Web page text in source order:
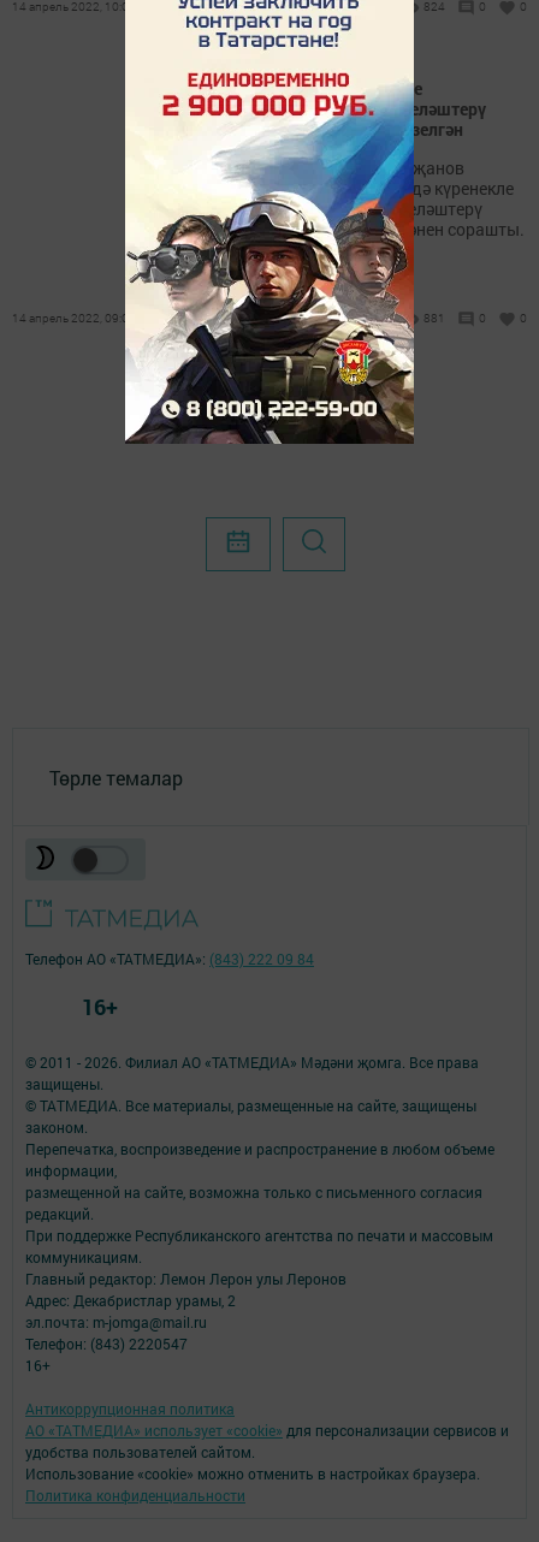
14 апрель 2022, 10:00 824 0 0
Юлия Әдһәмова: Күренекле
шәхесләрнең хәтерен мәңгеләштерү
программасы биш елга төзелгән
Депутат Рәүфәл Мөхәммәтҗанов
мәдәният, сәнгать өлкәсендә күренекле
шәхесләрнең хәтерен мәңгеләштерү
мәсьәләсе ничек хәл ителгәнен сорашты.
14 апрель 2022, 09:00 881 0 0
Төрле темалар
© 2011 - 2026. Филиал АО «ТАТМЕДИА» Мәдәни җомга. Все права
защищены.
© ТАТМЕДИА. Все материалы, размещенные на сайте, защищены
законом.
Перепечатка, воспроизведение и распространение в любом объеме
информации,
размещенной на сайте, возможна только с письменного согласия
редакций.
При поддержке Республиканского агентства по печати и массовым
коммуникациям.
Главный редактор: Лемон Лерон улы Леронов
Адрес: Декабристлар урамы, 2
эл.почта: m-jomga@mail.ru
Телефон: (843) 2220547
16+
Антикоррупционная политика
АО «ТАТМЕДИА» использует «cookie» для персонализации сервисов и
удобства пользователей сайтом.
Использование «cookie» можно отменить в настройках браузера.
Политика конфиденциальности
Телефон АО «ТАТМЕДИА»: (843) 222 09 84
16+